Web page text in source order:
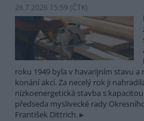
26.7.2026 15:59 (ČTK)
roku 1949 byla v havarijním stavu
konání akcí. Za necelý rok ji
nízkoenergetická stavba s kapacitou
předseda myslivecké rady
František Dittrich.